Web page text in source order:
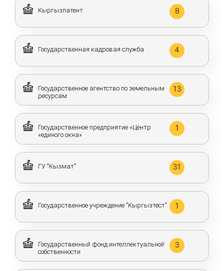
Кыргызпатент 8
Государственная кадровая служба 4
Государственное агентство по земельным
ресурсам
13
Государственное предприятие «Центр
«единого окна»
1
ГУ "Кызмат" 31
Государственное учреждение "Кыргызтест" 1
Государственный фонд интеллектуальной
собственности
3